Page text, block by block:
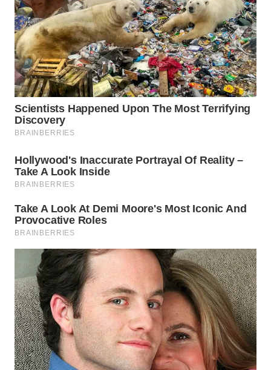
WN
BINJAI
WN
CIREBON
WN
INDRAMAYU
WN
KUNINGAN
WN
MAJALENGKA
WN
SUBANG
WN
SUKABUMI
WN
PURWAKARTA